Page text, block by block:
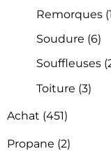
Remorques
Soudure (6)
Souffleuses
Toiture (3)
Achat (451)
Propane (2)